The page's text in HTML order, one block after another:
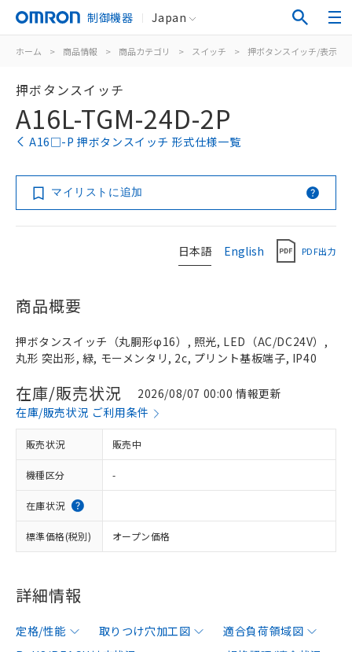
制御機器 Japan
ホーム > 商品情報 > 商品カテゴリ > スイッチ > 押ボタンスイッチ/表示灯
押ボタンスイッチ
A16L-TGM-24D-2P
A16□-P 押ボタンスイッチ 形式仕様一覧
マイリストに追加
日本語 English PDF出力
商品概要
押ボタンスイッチ（丸胴形φ16）, 照光, LED（AC/DC24V）,
丸形 突出形, 緑, モーメンタリ, 2c, プリント基板端子, IP40
在庫/販売状況
2026/08/07 00:00 情報更新
在庫/販売状況 ご利用条件
販売状況 販売中
機種区分 -
在庫状況
標準価格(税別) オープン価格
詳細情報
定格/性能 取りつけ穴加工図
適合負荷領域図